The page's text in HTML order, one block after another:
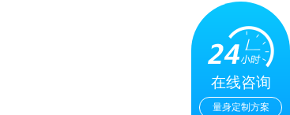
在线咨询
量身定制方案